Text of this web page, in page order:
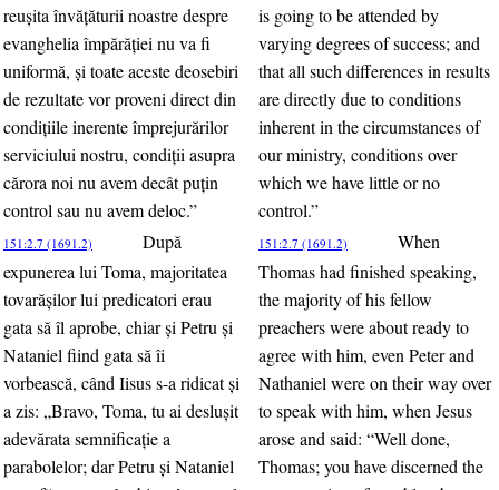
reuşita învăţăturii noastre despre
evanghelia împărăţiei nu va fi
uniformă, şi toate aceste deosebiri
de rezultate vor proveni direct din
condiţiile inerente împrejurărilor
serviciului nostru, condiţii asupra
cărora noi nu avem decât puţin
control sau nu avem deloc.”
is going to be attended by
varying degrees of success; and
that all such differences in results
are directly due to conditions
inherent in the circumstances of
our ministry, conditions over
which we have little or no
control.”
151:2.7 (1691.2)
După
expunerea lui Toma, majoritatea
tovarăşilor lui predicatori erau
gata să îl aprobe, chiar şi Petru şi
Nataniel fiind gata să îi
vorbească, când Iisus s-a ridicat şi
a zis: „Bravo, Toma, tu ai desluşit
adevărata semnificaţie a
parabolelor; dar Petru şi Nataniel
151:2.7 (1691.2)
When
Thomas had finished speaking,
the majority of his fellow
preachers were about ready to
agree with him, even Peter and
Nathaniel were on their way over
to speak with him, when Jesus
arose and said: “Well done,
Thomas; you have discerned the